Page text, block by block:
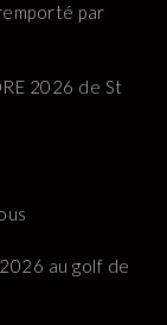
par
2026 de St
au golf de